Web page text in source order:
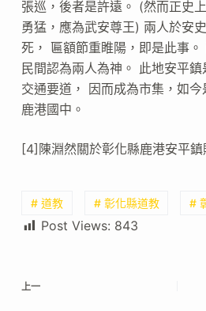
張巡，後者是許遠。 (然而正史
勇猛，應為武安尊王) 兩人於安
死， 匾額節重睢陽，即是此事。
民間認為兩人為神。 此地安平
交通要道， 因而成為市集，如
鹿港國中。
[4]陳淵然關於彰化縣鹿港安平鎮
# 道教 # 彰化縣道教 #
Post Views: 843
上一